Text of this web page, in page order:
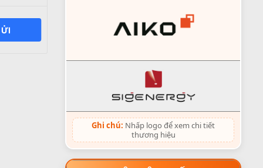
Ghi chú: Nhấp logo để xem chi tiết
thương hiệu